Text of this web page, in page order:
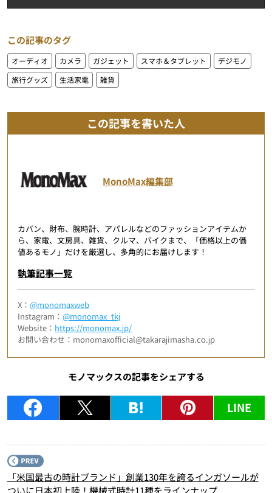
この記事のタグ
オーディオ カメラ ガジェット スマホ＆タブレット
デジモノ
旅行グッズ
生活家電 雑貨
この記事を書いた人
MonoMax編集部
カバン、財布、腕時計、アパレルなどのファッションアイテムか
ら、家電、文房具、雑貨、クルマ、バイクまで、「価格以上の価
値あるモノ」だけを厳選し、多角的にお届けします！
執筆記事一覧
X：@monomaxweb
Instagram：@monomax_tkj
Website： https://monomax.jp/
お問い合わせ：monomaxofficial@takarajimasha.co.jp
モノマックスの記事をシェアする
LINE
「米国最古の時計ブランド」創業130年を誇るインガソールが
ついに日本初上陸！機械式時計11種をラインナップ